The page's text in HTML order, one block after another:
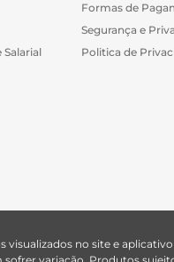
Salarial
Formas de
Segurança e
Politica de
visualizados no site e